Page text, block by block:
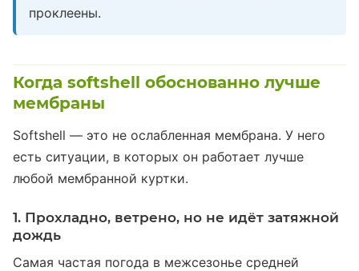
проклеены.
Когда softshell обоснованно лучше
мембраны
Softshell — это не ослабленная мембрана. У него
есть ситуации, в которых он работает лучше
любой мембранной куртки.
1. Прохладно, ветрено, но не идёт затяжной
дождь
Самая частая погода в межсезонье средней